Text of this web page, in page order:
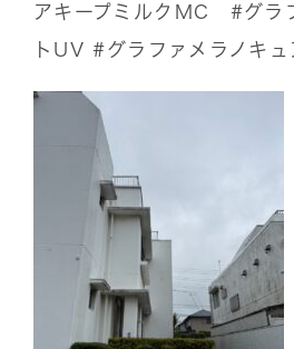
アキープミルクMC
#グラ
トUV #グラファメラノキュ